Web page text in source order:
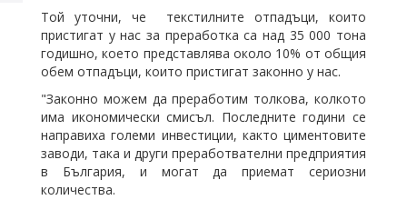
Той уточни, че текстилните отпадъци, които
пристигат у нас за преработка са над 35 000 тона
годишно, което представлява около 10% от общия
обем отпадъци, които пристигат законно у нас.
"Законно можем да преработим толкова, колкото
има икономически смисъл. Последните години се
направиха големи инвестиции, както циментовите
заводи, така и други преработвателни предприятия
в България, и могат да приемат сериозни
количества.